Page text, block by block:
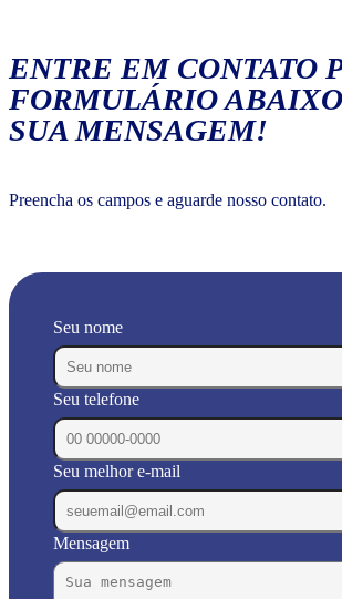
ENTRE EM CONTATO
FORMULÁRIO
SUA MENSAGEM!
Preencha os campos e aguarde nosso contato.
Seu nome
Seu telefone
Seu melhor e-mail
Mensagem